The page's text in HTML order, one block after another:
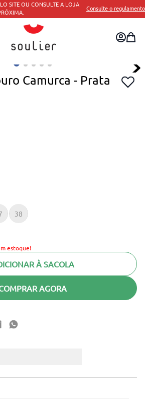
SITE OU CONSULTE A LOJA
Consulte o regulamento
Camurca - Prata
38
estoque!
À SACOLA
AGORA